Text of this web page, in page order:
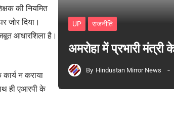
की नियमित
जोर दिया।
आधारशिला है।
न कराया
ही एआरपी के
UP राजनीति
अमरोहा में प्रभारी
By Hindustan Mirror News